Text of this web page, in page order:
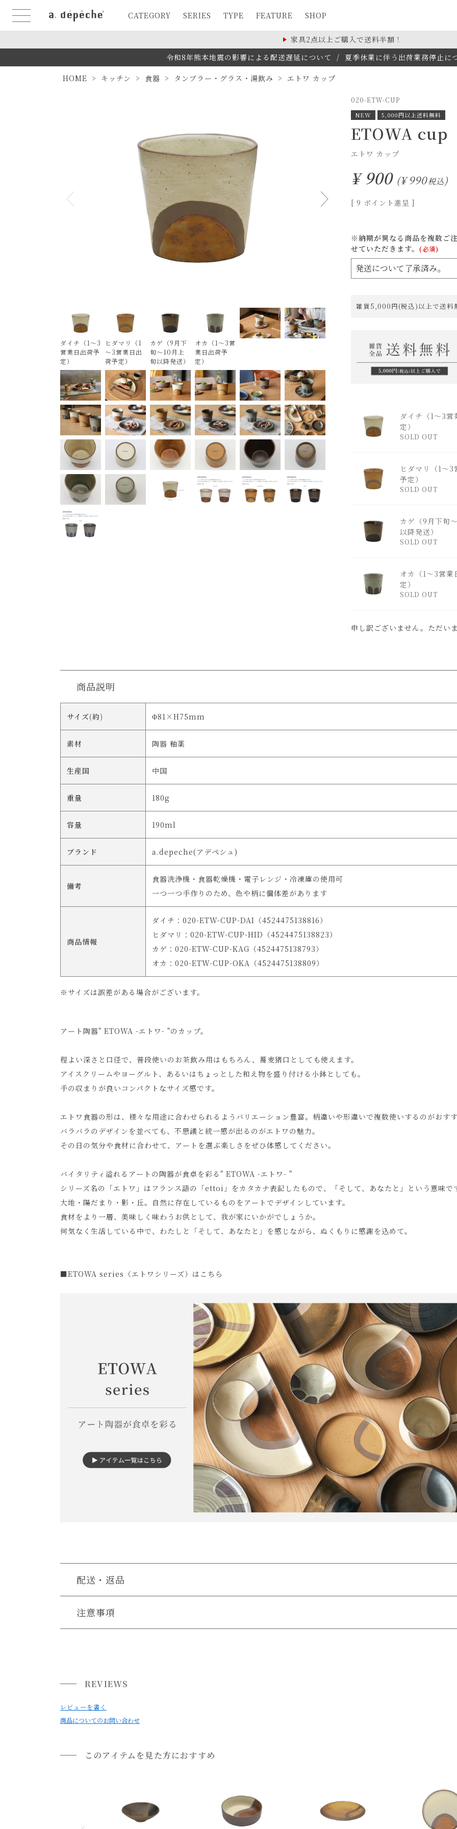
CATEGORY SERIES TYPE FEATURE SHOP
家具2点以上ご購入で送料半額！
令和8年熊本地震の影響による配送遅延について / 夏季休業に伴う出荷業務停止に
HOME キッチン 食器 タンブラー・グラス・湯飲み エトワ カップ
ダイチ（1～3
営業日出荷予
定）
ヒダマリ（1
～3営業日出
荷予定）
カゲ（9月下
旬～10月上
旬以降発送）
オカ（1～3営
業日出荷予
定）
020-ETW-CUP
NEW 5,000円以上送料無料
ETOWA cup
エトワ カップ
¥ 900 ¥ 990税込
[ 9 ポイント進呈 ]
※納期が異なる商品を複数ご
せていただきます。 (必須)
雑貨5,000円(税込)以上で送料
ダイチ（1～3営
定）
SOLD OUT
ヒダマリ（1～
予定）
SOLD OUT
カゲ（9月下旬
以降発送）
SOLD OUT
オカ（1～3営業
定）
SOLD OUT
申し訳ございません。ただい
商品説明
サイズ(約) Φ81×H75mm
素材 陶器 釉薬
生産国 中国
重量 180g
容量 190ml
ブランド a.depeche(アデペシュ)
備考
食器洗浄機・食器乾燥機・電子レンジ・冷凍庫の使用可
一つ一つ手作りのため、色や柄に個体差があります
商品情報
ダイチ：020-ETW-CUP-DAI（4524475138816）
ヒダマリ：020-ETW-CUP-HID（4524475138823）
カゲ：020-ETW-CUP-KAG（4524475138793）
オカ：020-ETW-CUP-OKA（4524475138809）
※サイズは誤差がある場合がございます。
アート陶器" ETOWA -エトワ- "のカップ。
程よい深さと口径で、普段使いのお茶飲み用はもちろん、蕎麦猪口としても使えます。
アイスクリームやヨーグルト、あるいはちょっとした和え物を盛り付ける小鉢としても。
手の収まりが良いコンパクトなサイズ感です。
エトワ食器の形は、様々な用途に合わせられるようバリエーション豊富。柄違いや形違いで複数使いするのがおす
バラバラのデザインを並べても、不思議と統一感が出るのがエトワの魅力。
その日の気分や食材に合わせて、アートを選ぶ楽しさをぜひ体感してください。
バイタリティ溢れるアートの陶器が食卓を彩る" ETOWA -エトワ- "
シリーズ名の「エトワ」はフランス語の「ettoi」をカタカナ表記したもので、「そして、あなたと」という意味で
大地・陽だまり・影・丘。自然に存在しているものをアートでデザインしています。
食材をより一層、美味しく味わうお供として、我が家にいかがでしょうか。
何気なく生活している中で、わたしと「そして、あなたと」を感じながら、ぬくもりに感謝を込めて。
■ETOWA series（エトワシリーズ）はこちら
配送・返品
送料について
注意事項
使用時は本製品を水に十分浸して水分を含ませてから料理を盛ると、においやシミ・跡が残りにくくなります。
・製造工程上、製品サイズや形状に個体差がございます。
＜陶器に見られる貫入（かんにゅう）＞
【商品の注意事項】
REVIEWS
レビューを書く
商品についてのお問い合わせ
このアイテムを見た方におすすめ